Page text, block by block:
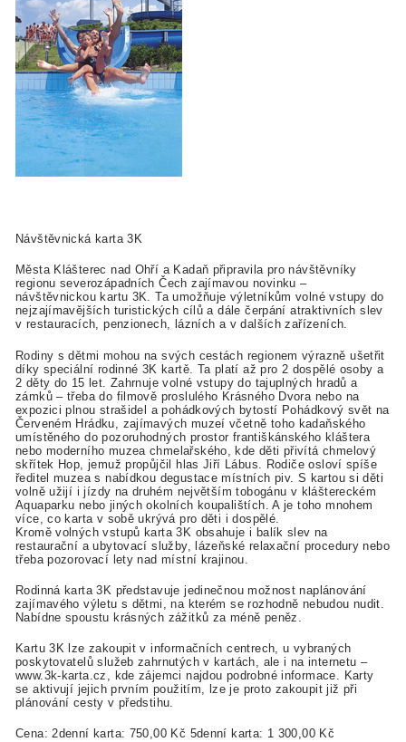
Návštěvnická karta 3K
Města Klášterec nad Ohří a Kadaň připravila pro návštěvníky
regionu severozápadních Čech zajímavou novinku –
návštěvnickou kartu 3K. Ta umožňuje výletníkům volné vstupy do
nejzajímavějších turistických cílů a dále čerpání atraktivních slev
v restauracích, penzionech, lázních a v dalších zařízeních.
Rodiny s dětmi mohou na svých cestách regionem výrazně ušetřit
díky speciální rodinné 3K kartě. Ta platí až pro 2 dospělé osoby a
2 děty do 15 let. Zahrnuje volné vstupy do tajuplných hradů a
zámků – třeba do filmově proslulého Krásného Dvora nebo na
expozici plnou strašidel a pohádkových bytostí Pohádkový svět na
Červeném Hrádku, zajímavých muzeí včetně toho kadaňského
umístěného do pozoruhodných prostor františkánského kláštera
nebo moderního muzea chmelařského, kde děti přivítá chmelový
skřítek Hop, jemuž propůjčil hlas Jiří Lábus. Rodiče osloví spíše
ředitel muzea s nabídkou degustace místních piv. S kartou si děti
volně užijí i jízdy na druhém největším tobogánu v kláštereckém
Aquaparku nebo jiných okolních koupalištích. A je toho mnohem
více, co karta v sobě ukrývá pro děti i dospělé.
Kromě volných vstupů karta 3K obsahuje i balík slev na
restaurační a ubytovací služby, lázeňské relaxační procedury nebo
třeba pozorovací lety nad místní krajinou.
Rodinná karta 3K představuje jedinečnou možnost naplánování
zajímavého výletu s dětmi, na kterém se rozhodně nebudou nudit.
Nabídne spoustu krásných zážitků za méně peněz.
Kartu 3K lze zakoupit v informačních centrech, u vybraných
poskytovatelů služeb zahrnutých v kartách, ale i na internetu –
www.3k-karta.cz, kde zájemci najdou podrobné informace. Karty
se aktivují jejich prvním použitím, lze je proto zakoupit již při
plánování cesty v předstihu.
Cena: 2denní karta: 750,00 Kč 5denní karta: 1 300,00 Kč